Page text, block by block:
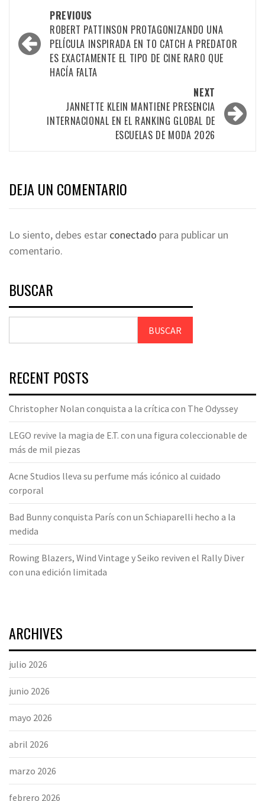
PREVIOUS
ROBERT PATTINSON PROTAGONIZANDO UNA
PELÍCULA INSPIRADA EN TO CATCH A PREDATOR
ES EXACTAMENTE EL TIPO DE CINE RARO QUE
HACÍA FALTA
NEXT
JANNETTE KLEIN MANTIENE PRESENCIA
INTERNACIONAL EN EL RANKING GLOBAL DE
ESCUELAS DE MODA 2026
DEJA UN COMENTARIO
Lo siento, debes estar conectado para publicar un
comentario.
BUSCAR
BUSCAR
RECENT POSTS
Christopher Nolan conquista a la crítica con The Odyssey
LEGO revive la magia de E.T. con una figura coleccionable de
más de mil piezas
Acne Studios lleva su perfume más icónico al cuidado
corporal
Bad Bunny conquista París con un Schiaparelli hecho a la
medida
Rowing Blazers, Wind Vintage y Seiko reviven el Rally Diver
con una edición limitada
ARCHIVES
julio 2026
junio 2026
mayo 2026
abril 2026
marzo 2026
febrero 2026